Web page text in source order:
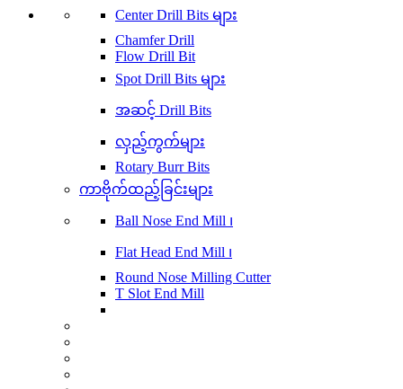
Center Drill Bits များ
Chamfer Drill
Flow Drill Bit
Spot Drill Bits များ
အဆင့် Drill Bits
လှည့်ကွက်များ
Rotary Burr Bits
ကာဗိုက်ထည့်ခြင်းများ
Ball Nose End Mill ၊
Flat Head End Mill ၊
Round Nose Milling Cutter
T Slot End Mill